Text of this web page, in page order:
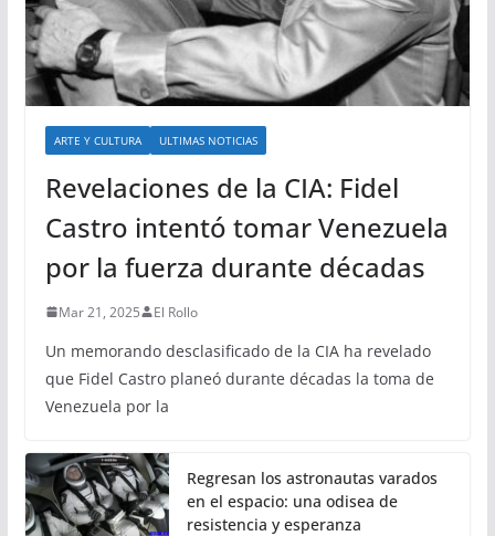
ARTE Y CULTURA ULTIMAS NOTICIAS
Revelaciones de la CIA: Fidel
Castro intentó tomar Venezuela
por la fuerza durante décadas
Mar 21, 2025 El Rollo
Un memorando desclasificado de la CIA ha revelado
que Fidel Castro planeó durante décadas la toma de
Venezuela por la
Regresan los astronautas varados
en el espacio: una odisea de
resistencia y esperanza